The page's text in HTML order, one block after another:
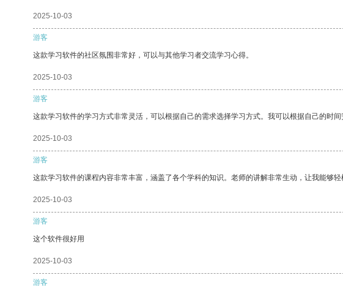
2025-10-03
游客
这款学习软件的社区氛围非常好，可以与其他学习者交流学习心得。
2025-10-03
游客
这款学习软件的学习方式非常灵活，可以根据自己的需求选择学习方式。我可以根据自己的时间
2025-10-03
游客
这款学习软件的课程内容非常丰富，涵盖了各个学科的知识。老师的讲解非常生动，让我能够轻
2025-10-03
游客
这个软件很好用
2025-10-03
游客